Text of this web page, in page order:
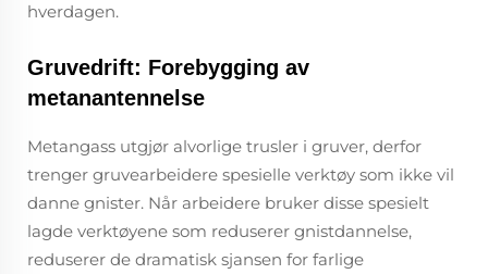
hverdagen.
Gruvedrift: Forebygging av
metanantennelse
Metangass utgjør alvorlige trusler i gruver, derfor
trenger gruvearbeidere spesielle verktøy som ikke vil
danne gnister. Når arbeidere bruker disse spesielt
lagde verktøyene som reduserer gnistdannelse,
reduserer de dramatisk sjansen for farlige